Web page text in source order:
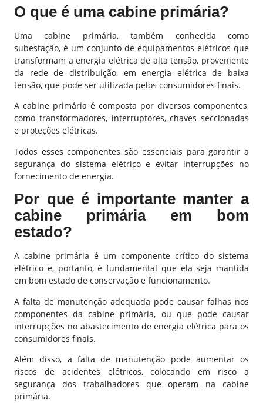
O que é uma cabine primária?
Uma cabine primária, também conhecida como
subestação, é um conjunto de equipamentos elétricos que
transformam a energia elétrica de alta tensão, proveniente
da rede de distribuição, em energia elétrica de baixa
tensão, que pode ser utilizada pelos consumidores finais.
A cabine primária é composta por diversos componentes,
como transformadores, interruptores, chaves seccionadas
e proteções elétricas.
Todos esses componentes são essenciais para garantir a
segurança do sistema elétrico e evitar interrupções no
fornecimento de energia.
Por que é importante manter a
cabine primária em bom
estado?
A cabine primária é um componente crítico do sistema
elétrico e, portanto, é fundamental que ela seja mantida
em bom estado de conservação e funcionamento.
A falta de manutenção adequada pode causar falhas nos
componentes da cabine primária, ou que pode causar
interrupções no abastecimento de energia elétrica para os
consumidores finais.
Além disso, a falta de manutenção pode aumentar os
riscos de acidentes elétricos, colocando em risco a
segurança dos trabalhadores que operam na cabine
primária.